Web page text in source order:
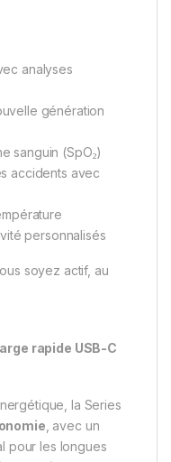
analyses
génération
sanguin (SpO₂)
accidents avec
personnalisés
soyez actif, au
rapide USB-C
la Series
, avec un
pour les longues